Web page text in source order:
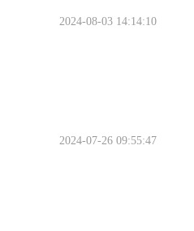
2024-08-03 14:14:10
2024-07-26 09:55:47